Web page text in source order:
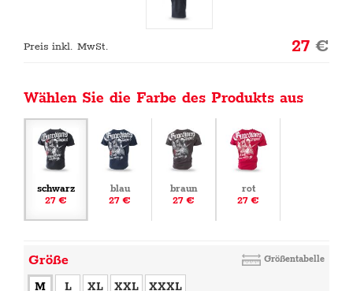
Preis inkl. MwSt. 27€
Wählen Sie die Farbe des Produkts aus
schwarz
27 €
blau
27 €
braun
27 €
rot
27 €
Größe Größentabelle
M L XL XXL XXXL